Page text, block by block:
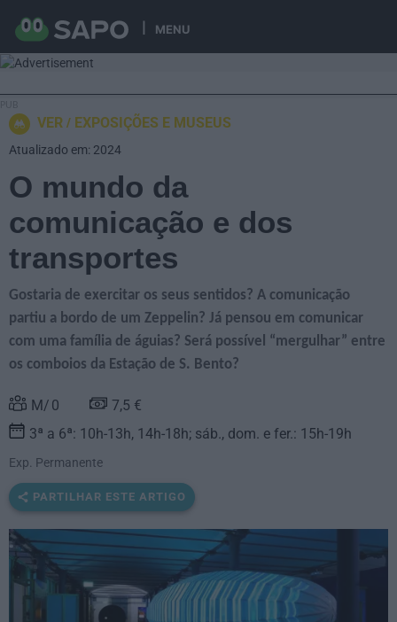
MENU
VER EXPOSIÇÕES E MUSEUS
O mundo da
comunicação e dos
transportes
Gostaria de exercitar os seus sentidos? A comunicação
partiu a bordo de um Zeppelin? Já pensou em comunicar
com uma família de águias? Será possível “mergulhar” entre
os comboios da Estação de S. Bento?
0
7,5 €
3ª a 6ª: 10h-13h, 14h-18h; sáb., dom. e fer.: 15h-19h
Exp. Permanente
PARTILHAR ESTE ARTIGO
Atualizado em: 2024